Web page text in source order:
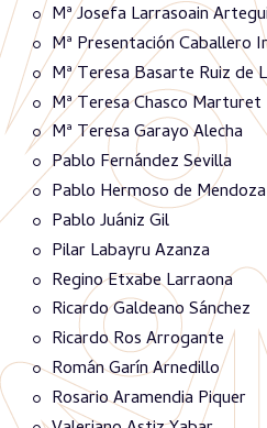
Mª Josefa Larrasoain Artegui
Mª Presentación Caballero
Mª Teresa Basarte Ruiz de
Mª Teresa Chasco Marturet
Mª Teresa Garayo Alecha
Pablo Fernández Sevilla
Pablo Hermoso de
Pablo Juániz Gil
Pilar Labayru Azanza
Regino Etxabe Larraona
Ricardo Galdeano Sánchez
Ricardo Ros Arrogante
Román Garín Arnedillo
Rosario Aramendia Piquer